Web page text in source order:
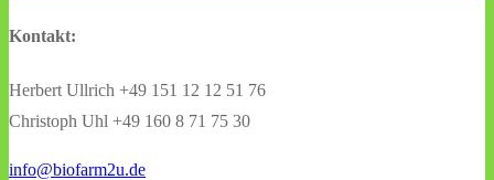
Kontakt:
Herbert Ullrich +49 151 12 12 51 76
Christoph Uhl +49 160 8 71 75 30
info@biofarm2u.de